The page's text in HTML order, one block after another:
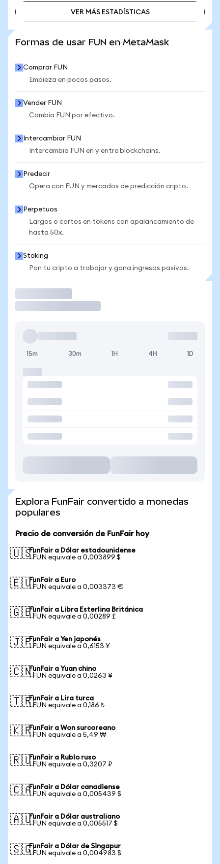
VER MÁS ESTADÍSTICAS
Formas de usar FUN en MetaMask
Comprar FUN
Empieza en pocos pasos.
Vender FUN
Cambia FUN por efectivo.
Intercambiar FUN
Intercambia FUN en y entre blockchains.
Predecir
Opera con FUN y mercados de predicción cripto.
Perpetuos
Largos o cortos en tokens con apalancamiento de
hasta 50x.
Staking
Pon tu cripto a trabajar y gana ingresos pasivos.
15m 30m 1H 4H 1D
Explora FunFair convertido a monedas
populares
Precio de conversión de FunFair hoy
🇺🇸FunFair a Dólar estadounidense
1 FUN equivale a 0,003899 $
🇪🇺FunFair a Euro
1 FUN equivale a 0,003373 €
🇬🇧FunFair a Libra Esterlina Británica
1 FUN equivale a 0,00289 £
🇯🇵FunFair a Yen japonés
1 FUN equivale a 0,6153 ¥
🇨🇳FunFair a Yuan chino
1 FUN equivale a 0,0263 ¥
🇹🇷FunFair a Lira turca
1 FUN equivale a 0,186 ₺
🇰🇷FunFair a Won surcoreano
1 FUN equivale a 5,49 ₩
🇷🇺FunFair a Rublo ruso
1 FUN equivale a 0,3207 ₽
🇨🇦FunFair a Dólar canadiense
1 FUN equivale a 0,005439 $
🇦🇺FunFair a Dólar australiano
1 FUN equivale a 0,005517 $
🇸🇬FunFair a Dólar de Singapur
1 FUN equivale a 0,004983 $